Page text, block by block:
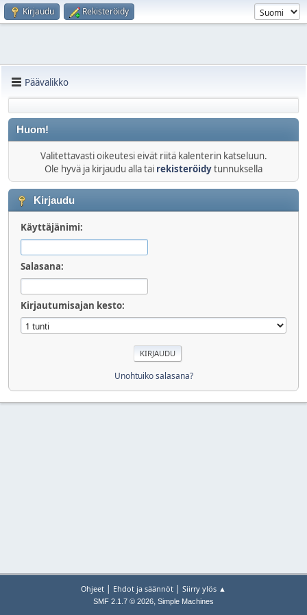
Kirjaudu Rekisteröidy
Päävalikko
Huom!
Valitettavasti oikeutesi eivät riitä kalenterin katseluun.
Ole hyvä ja kirjaudu alla tai rekisteröidytunnuksella
Kirjaudu
Käyttäjänimi:
Salasana:
Kirjautumisajan kesto:
Unohtuiko salasana?
Ohjeet | Ehdot ja säännöt | Siirry ylös ▲
SMF 2.1.7 © 2026, Simple Machines